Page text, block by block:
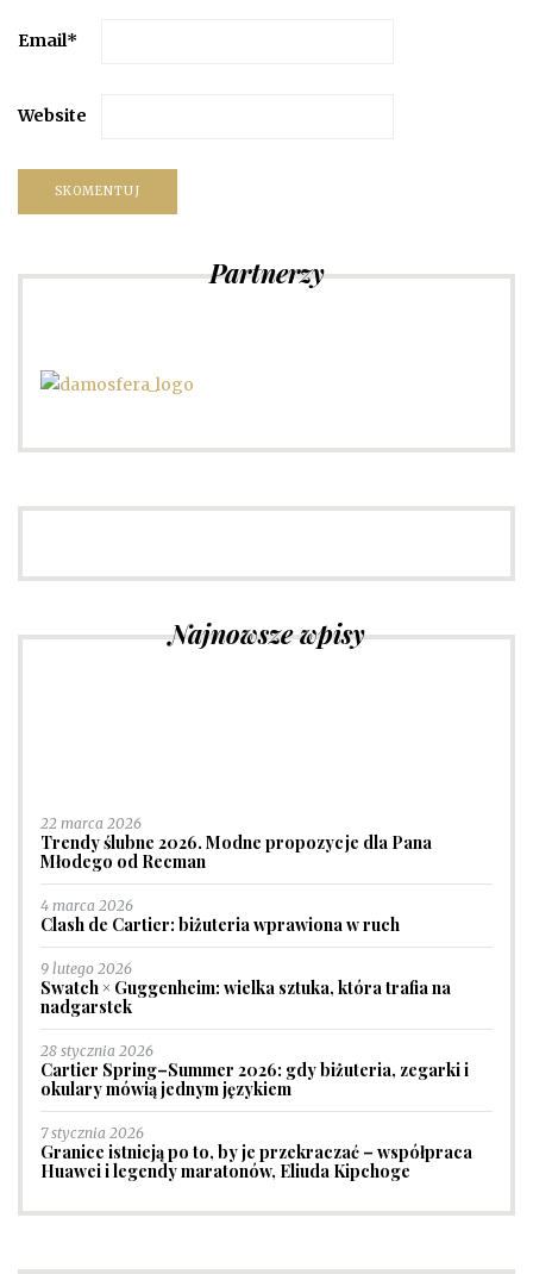
Email*
Website
Partnerzy
Najnowsze wpisy
22 marca 2026
Trendy ślubne 2026. Modne propozycje dla Pana
Młodego od Recman
4 marca 2026
Clash de Cartier: biżuteria wprawiona w ruch
9 lutego 2026
Swatch × Guggenheim: wielka sztuka, która trafia na
nadgarstek
28 stycznia 2026
Cartier Spring–Summer 2026: gdy biżuteria, zegarki i
okulary mówią jednym językiem
7 stycznia 2026
Granice istnieją po to, by je przekraczać – współpraca
Huawei i legendy maratonów, Eliuda Kipchoge